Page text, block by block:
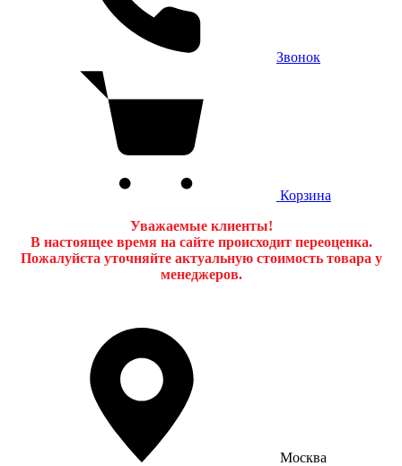
Звонок
Корзина
Уважаемые клиенты!
В настоящее время на сайте происходит переоценка.
Пожалуйста уточняйте актуальную стоимость товара у
менеджеров.
Москва